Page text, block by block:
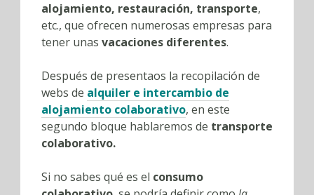
alojamiento, restauración, transporte,
etc., que ofrecen numerosas empresas para
tener unas vacaciones diferentes.
Después de presentaos la recopilación de
webs de alquiler e intercambio de
alojamiento colaborativo, en este
segundo bloque hablaremos de transporte
colaborativo.
Si no sabes qué es el consumo